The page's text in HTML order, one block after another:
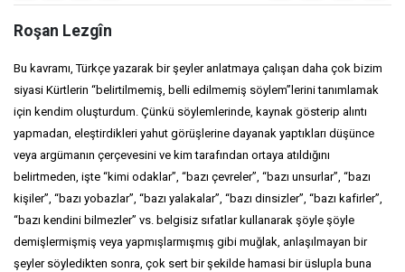
Roşan Lezgîn
Bu kavramı, Türkçe yazarak bir şeyler anlatmaya çalışan daha çok bizim
siyasi Kürtlerin “belirtilmemiş, belli edilmemiş söylem”lerini tanımlamak
için kendim oluşturdum. Çünkü söylemlerinde, kaynak gösterip alıntı
yapmadan, eleştirdikleri yahut görüşlerine dayanak yaptıkları düşünce
veya argümanın çerçevesini ve kim tarafından ortaya atıldığını
belirtmeden, işte “kimi odaklar”, “bazı çevreler”, “bazı unsurlar”, “bazı
kişiler”, “bazı yobazlar”, “bazı yalakalar”, “bazı dinsizler”, “bazı kafirler”,
“bazı kendini bilmezler” vs. belgisiz sıfatlar kullanarak şöyle şöyle
demişlermişmiş veya yapmışlarmışmış gibi muğlak, anlaşılmayan bir
şeyler söyledikten sonra, çok sert bir şekilde hamasi bir üslupla buna